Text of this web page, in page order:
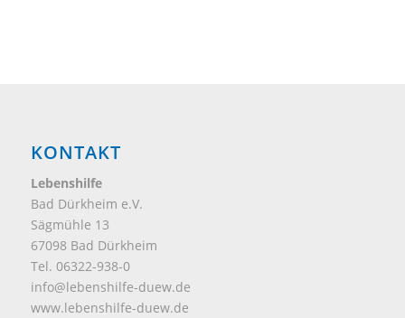
KONTAKT
Lebenshilfe
Bad Dürkheim e.V.
Sägmühle 13
67098 Bad Dürkheim
Tel. 06322-938-0
info@lebenshilfe-duew.de
www.lebenshilfe-duew.de